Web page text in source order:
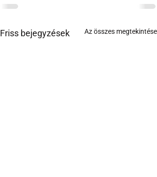
Friss bejegyzések Az összes megtekintése